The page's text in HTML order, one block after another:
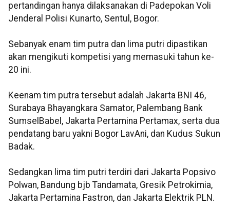
pertandingan hanya dilaksanakan di Padepokan Voli
Jenderal Polisi Kunarto, Sentul, Bogor.
Sebanyak enam tim putra dan lima putri dipastikan
akan mengikuti kompetisi yang memasuki tahun ke-
20 ini.
Keenam tim putra tersebut adalah Jakarta BNI 46,
Surabaya Bhayangkara Samator, Palembang Bank
SumselBabel, Jakarta Pertamina Pertamax, serta dua
pendatang baru yakni Bogor LavAni, dan Kudus Sukun
Badak.
Sedangkan lima tim putri terdiri dari Jakarta Popsivo
Polwan, Bandung bjb Tandamata, Gresik Petrokimia,
Jakarta Pertamina Fastron, dan Jakarta Elektrik PLN.